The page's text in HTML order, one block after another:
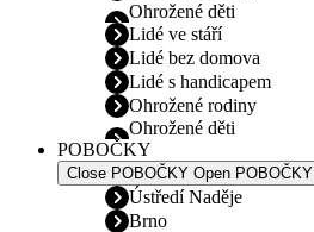
Ohrožené děti
Lidé ve stáří
Lidé bez domova
Lidé s handicapem
Ohrožené rodiny
Ohrožené děti
POBOČKY
Close POBOČKY Open POBOČKY
Ústředí Naděje
Brno